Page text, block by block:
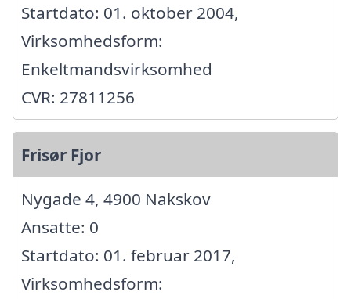
Startdato: 01. oktober 2004,
Virksomhedsform:
Enkeltmandsvirksomhed
CVR: 27811256
Frisør Fjor
Nygade 4, 4900 Nakskov
Ansatte: 0
Startdato: 01. februar 2017,
Virksomhedsform: